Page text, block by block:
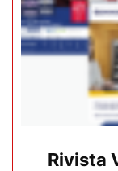
Rivista